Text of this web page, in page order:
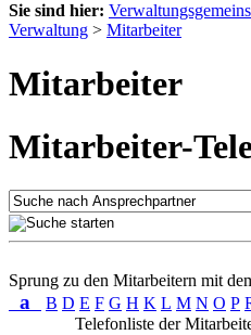
Sie sind hier:
Verwaltung > Mitarbeiter
Mitarbeiter
Mitarbeiter-
Sprung zu den Mitarbeitern mit
a B D E F G H K L M N O P
Telefonliste der